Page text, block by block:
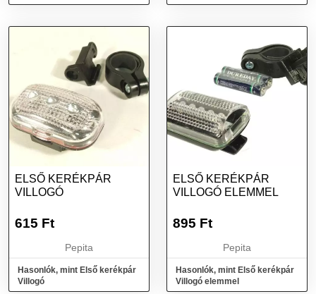
villogó
ELSŐ KERÉKPÁR
VILLOGÓ
615 Ft
Pepita
Hasonlók, mint Első kerékpár
Villogó
ELSŐ KERÉKPÁR
VILLOGÓ ELEMMEL
895 Ft
Pepita
Hasonlók, mint Első kerékpár
Villogó elemmel